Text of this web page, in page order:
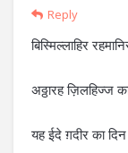
Reply
बिस्मिल्लाहिर
अठ्ठारह ज़िलहिज्ज
यह ईदे ग़दीर का